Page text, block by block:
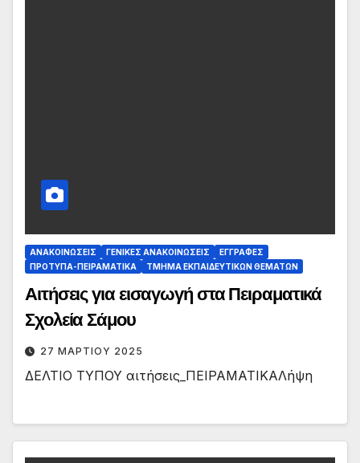
ΑΝΑΚΟΙΝΏΣΕΙΣ ΓΕΝΙΚΈΣ ΑΝΑΚΟΙΝΏΣΕΙΣ
ΕΓΓΡΑΦΈΣ
ΠΡΌΤΥΠΑ-ΠΕΙΡΑΜΑΤΙΚΆ
ΤΜΉΜΑ ΕΚΠΑΙΔΕΥΤΙΚΏΝ ΘΕΜΆΤΩΝ
Αιτήσεις για εισαγωγή στα Πειραματικά
Σχολεία Σάμου
27 ΜΑΡΤΊΟΥ 2025
ΔΕΛΤΙΟ ΤΥΠΟΥ αιτήσεις_ΠΕΙΡΑΜΑΤΙΚΑΛήψη